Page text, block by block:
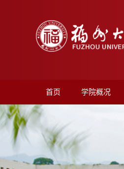
首页 学院概况